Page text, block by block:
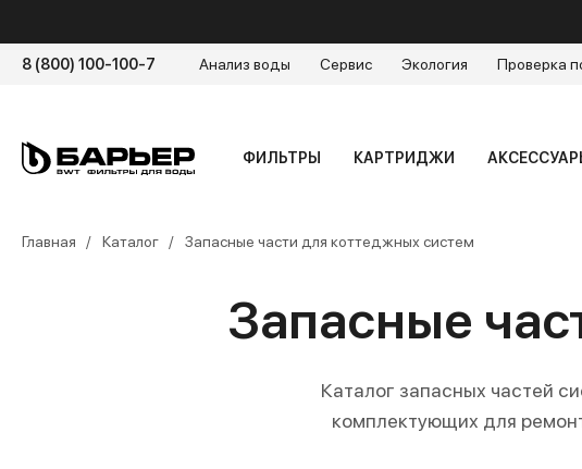
8 (800) 100-100-7 Анализ воды Сервис Экология Проверка
ФИЛЬТРЫ КАРТРИДЖИ
Главная Каталог Запасные части для коттеджных систем
Запасные
Каталог запасных частей
комплектующих для